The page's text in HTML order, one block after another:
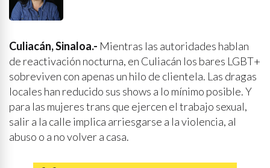
Culiacán, Sinaloa.- Mientras las autoridades hablan
de reactivación nocturna, en Culiacán los bares LGBT+
sobreviven con apenas un hilo de clientela. Las dragas
locales han reducido sus shows a lo mínimo posible. Y
para las mujeres trans que ejercen el trabajo sexual,
salir a la calle implica arriesgarse a la violencia, al
abuso o a no volver a casa.